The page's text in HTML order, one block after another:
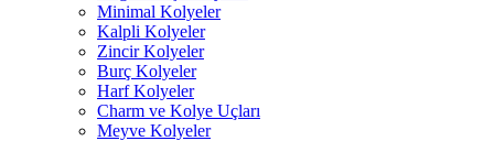
Minimal Kolyeler
Kalpli Kolyeler
Zincir Kolyeler
Burç Kolyeler
Harf Kolyeler
Charm ve Kolye Uçları
Meyve Kolyeler